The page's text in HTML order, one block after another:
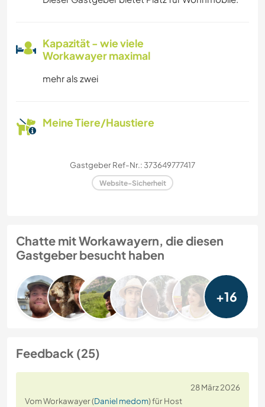
Kapazität - wie viele
Workawayer maximal
mehr als zwei
Meine Tiere/Haustiere
Gastgeber Ref-Nr.: 373649777417
Website-Sicherheit
Chatte mit Workawayern, die diesen
Gastgeber besucht haben
+16
Feedback (25)
28 März 2026
Vom Workawayer (Daniel medom) für Host